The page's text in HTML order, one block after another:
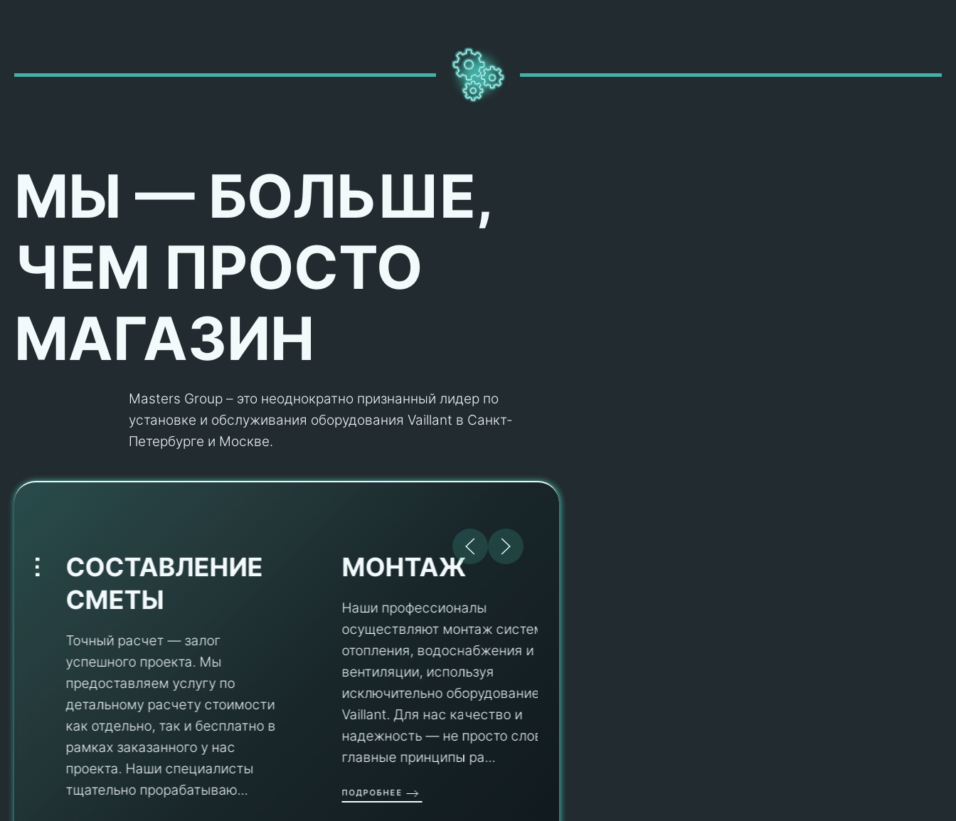
МЫ — БОЛЬШЕ,
ЧЕМ ПРОСТО
МАГАЗИН
Masters Group – это неоднократно признанный лидер по
установке и обслуживания оборудования Vaillant в Санкт-
Петербурге и Москве.
СОСТАВЛЕНИЕ
СМЕТЫ
Точный расчет — залог
успешного проекта. Мы
предоставляем услугу по
детальному расчету стоимости
как отдельно, так и бесплатно в
рамках заказанного у нас
проекта. Наши специалисты
тщательно прорабатываю...
МОНТАЖ
Наши профессионалы
осуществляют монтаж систем
отопления, водоснабжения и
вентиляции, используя
исключительно оборудование
Vaillant. Для нас качество и
надежность — не просто слова, а
главные принципы ра...
ПОДРОБНЕЕ